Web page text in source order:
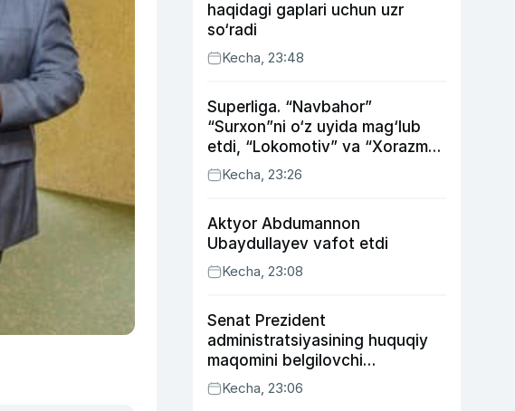
haqidagi gaplari uchun uzr
so‘radi
Kecha, 23:48
Superliga. “Navbahor”
“Surxon”ni o‘z uyida mag‘lub
etdi, “Lokomotiv” va “Xorazm”
uyda g‘alaba qozondi
Kecha, 23:26
Aktyor Abdu­mannon
Ubaydullayev vafot etdi
Kecha, 23:08
Senat Prezident
administratsiyasining huquqiy
maqomini belgilovchi
konstitutsiyaviy qonunni
ma’qulladi
Kecha, 23:06